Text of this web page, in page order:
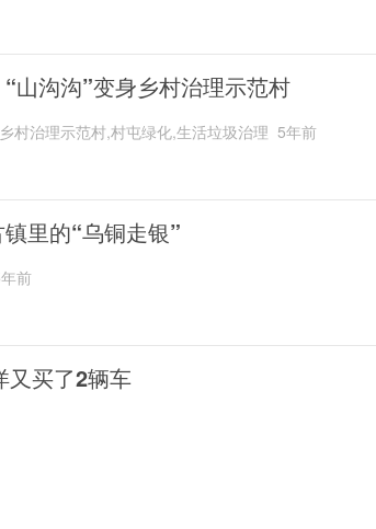
“山沟沟”变身乡村治理示范村
村治理示范村,村屯绿化,生活垃圾治理 5年前
里的“乌铜走银”
前
又买了2辆车